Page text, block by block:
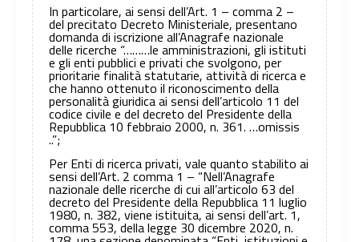
In particolare, ai sensi dell’Art. 1 – comma 2 –
del precitato Decreto Ministeriale, presentano
domanda di iscrizione all’Anagrafe nazionale
delle ricerche “………le amministrazioni, gli istituti
e gli enti pubblici e privati che svolgono, per
prioritarie finalità statutarie, attività di ricerca e
che hanno ottenuto il riconoscimento della
personalità giuridica ai sensi dell’articolo 11 del
codice civile e del decreto del Presidente della
Repubblica 10 febbraio 2000, n. 361. …omissis
..”;
Per Enti di ricerca privati, vale quanto stabilito ai
sensi dell’Art. 2 comma 1 – “Nell’Anagrafe
nazionale delle ricerche di cui all’articolo 63 del
decreto del Presidente della Repubblica 11 luglio
1980, n. 382, viene istituita, ai sensi dell’art. 1,
comma 553, della legge 30 dicembre 2020, n.